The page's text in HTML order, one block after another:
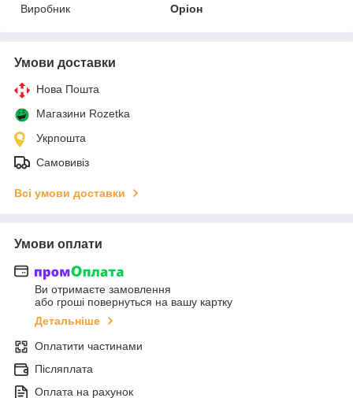
Виробник
Оріон
Умови доставки
Нова Пошта
Магазини Rozetka
Укрпошта
Самовивіз
Всі умови доставки
Умови оплати
Ви отримаєте замовлення
або гроші повернуться на вашу картку
Детальніше
Оплатити частинами
Післяплата
Оплата на рахунок